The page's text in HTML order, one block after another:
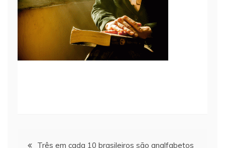
Navegação
Três em cada 10 brasileiros são analfabetos